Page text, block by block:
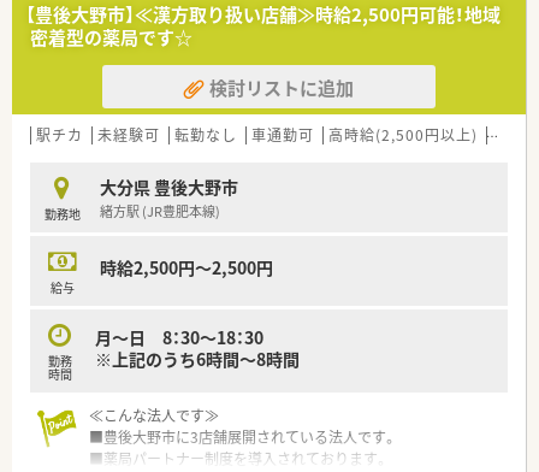
<福利厚生面>
■年間休日数は117日。大分地場チェーンの中では高水準です。
■対象者には住宅手当を支給。他店舗のヘルプ時には応援手当
も支給されています。
■4年おきに10日間の長期夏休みを取得可能でございます。
ます。
【豊後大野市】≪漢方取り扱い店舗≫時給2,500円可能！地域
密着型の薬局です☆
検討リストに追加
駅チカ 未経験可 転勤なし 車通勤可 高時給(2,500円以上) 教育
勤務地
大分県 豊後大野市
緒方駅 (JR豊肥本線)
給与
時給2,500円～2,500円
勤務
時間
月～日 8：30～18：30
※上記のうち6時間～8時間
≪こんな法人です≫
■豊後大野市に3店舗展開されている法人です。
■薬局パートナー制度を導入されております。